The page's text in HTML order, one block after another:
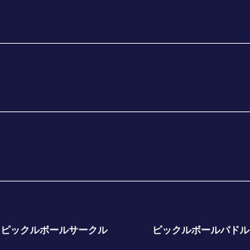
ピックルボールサークル ピックルボールパドル